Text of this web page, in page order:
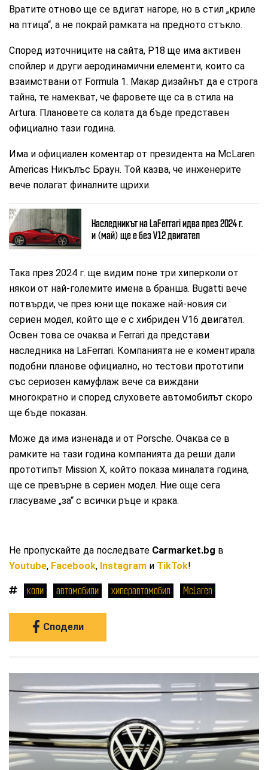
Вратите отново ще се вдигат нагоре, но в стил „криле
на птица“, а не покрай рамката на предното стъкло.
Според източниците на сайта, P18 ще има активен
спойлер и други аеродинамични елементи, които са
взаимствани от Formula 1. Макар дизайнът да е строга
тайна, те намекват, че фаровете ще са в стила на
Artura. Плановете са колата да бъде представен
официално тази година.
Има и официален коментар от президента на McLaren
Americas Никълъс Браун. Той казва, че инженерите
вече полагат финалните щрихи.
Наследникът на LaFerrari идва през 2024 г.
и (май) ще е без V12 двигател
Така през 2024 г. ще видим поне три хиперколи от
някои от най-големите имена в бранша. Bugatti вече
потвърди, че през юни ще покаже най-новия си
сериен модел, който ще е с хибриден V16 двигател.
Освен това се очаква и Ferrari да представи
наследника на LaFerrari. Компанията не е коментирала
подобни планове официално, но тестови прототипи
със сериозен камуфлаж вече са виждани
многократно и според слуховете автомобилът скоро
ще бъде показан.
Може да има изненада и от Porsche. Очаква се в
рамките на тази година компанията да реши дали
прототипът Mission X, който показа миналата година,
ще се превърне в сериен модел. Ние още сега
гласуваме „за“ с всички ръце и крака.
Не пропускайте да последвате Carmarket.bg в
Youtube, Facebook, Instagram и TikTok!
коли автомобили хиперавтомобил McLaren
Сподели